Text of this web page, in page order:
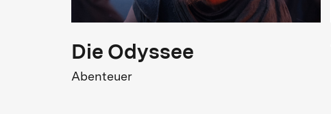
Die Odyssee
Abenteuer